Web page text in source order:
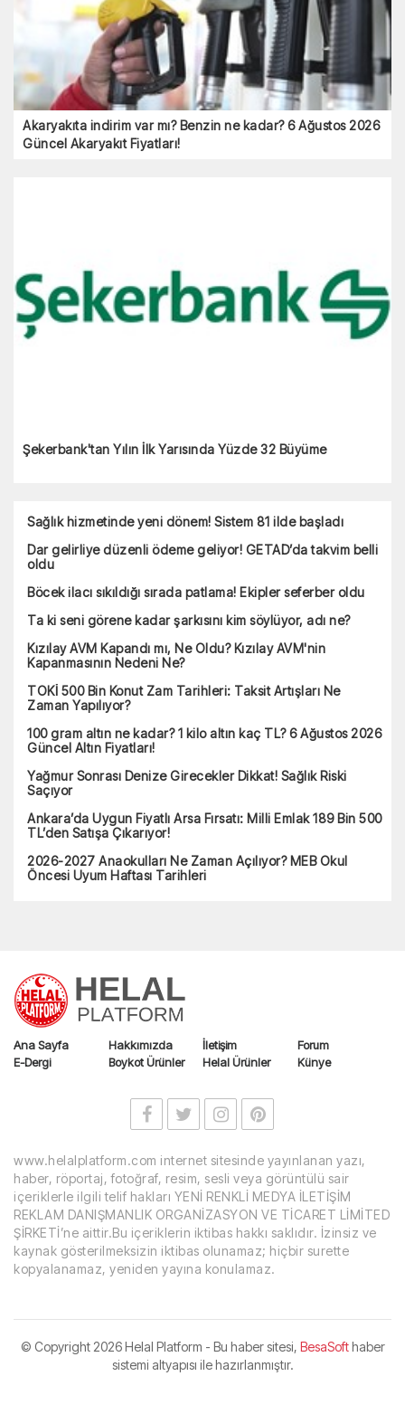
Akaryakıta indirim var mı? Benzin ne kadar? 6 Ağustos 2026
Güncel Akaryakıt Fiyatları!
Şekerbank'tan Yılın İlk Yarısında Yüzde 32 Büyüme
Sağlık hizmetinde yeni dönem! Sistem 81 ilde başladı
Dar gelirliye düzenli ödeme geliyor! GETAD’da takvim belli
oldu
Böcek ilacı sıkıldığı sırada patlama! Ekipler seferber oldu
Ta ki seni görene kadar şarkısını kim söylüyor, adı ne?
Kızılay AVM Kapandı mı, Ne Oldu? Kızılay AVM'nin
Kapanmasının Nedeni Ne?
TOKİ 500 Bin Konut Zam Tarihleri: Taksit Artışları Ne
Zaman Yapılıyor?
100 gram altın ne kadar? 1 kilo altın kaç TL? 6 Ağustos 2026
Güncel Altın Fiyatları!
Yağmur Sonrası Denize Girecekler Dikkat! Sağlık Riski
Saçıyor
Ankara’da Uygun Fiyatlı Arsa Fırsatı: Milli Emlak 189 Bin 500
TL’den Satışa Çıkarıyor!
2026-2027 Anaokulları Ne Zaman Açılıyor? MEB Okul
Öncesi Uyum Haftası Tarihleri
Ana Sayfa Hakkımızda İletişim
Forum
E-Dergi
Boykot Ürünler Helal Ürünler Künye
www.helalplatform.com internet sitesinde yayınlanan yazı,
haber, röportaj, fotoğraf, resim, sesli veya görüntülü sair
içeriklerle ilgili telif hakları YENİ RENKLİ MEDYA İLETİŞİM
REKLAM DANIŞMANLIK ORGANİZASYON VE TİCARET LİMİTED
ŞİRKETİ’ne aittir.Bu içeriklerin iktibas hakkı saklıdır. İzinsiz ve
kaynak gösterilmeksizin iktibas olunamaz; hiçbir surette
kopyalanamaz, yeniden yayına konulamaz.
© Copyright2026 Helal Platform - Bu haber sitesi, BesaSofthaber
sistemi altyapısı ile hazırlanmıştır.